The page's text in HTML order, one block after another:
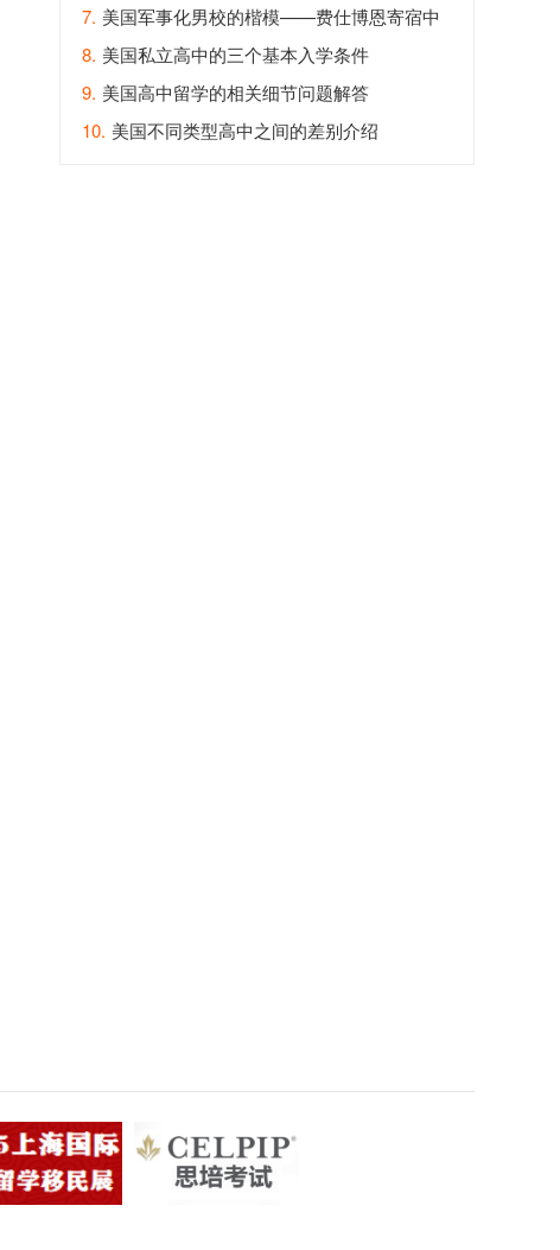
7. 美国军事化男校的楷模——费仕博恩寄宿中
学
8. 美国私立高中的三个基本入学条件
9. 美国高中留学的相关细节问题解答
10. 美国不同类型高中之间的差别介绍